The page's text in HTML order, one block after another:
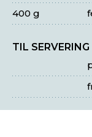
400 g
TIL SERVERING